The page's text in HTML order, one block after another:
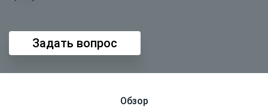
Задать вопрос
Обзор